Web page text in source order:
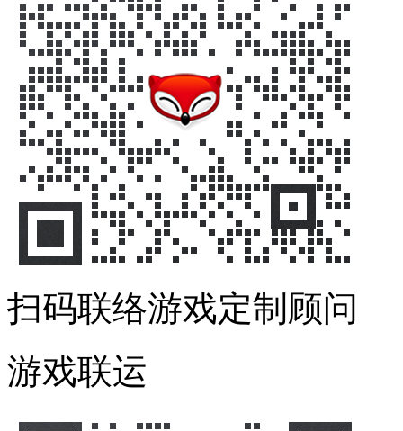
扫码联络游戏定制顾问
游戏联运